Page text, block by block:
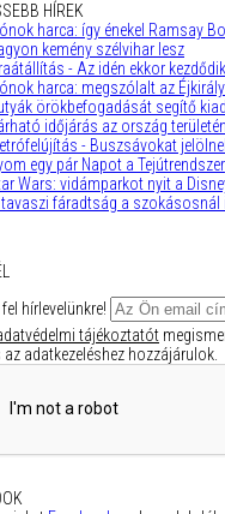
HÍREK
harca: így énekel Ramsay
kemény szélvihar lesz
- Az idén ekkor
harca: megszólalt az
örökbefogadását segítő
időjárás az ország
- Buszsávokat
egy pár Napot a Tejútrendszer
Wars: vidámparkot nyit a
fáradtság a szokásosnál
hírlevelünkre!
tájékoztatót
hozzájárulok.